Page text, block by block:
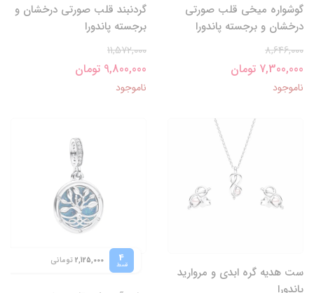
گوشواره میخی قلب صورتی
درخشان و برجسته پاندورا
8,646,000
7,300,000 تومان
ناموجود
گردنبند قلب صورتی درخشان و
برجسته پاندورا
11,572,000
9,800,000 تومان
ناموجود
ست هدیه گره ابدی و مروارید
پاندورا
4
قسط 2,125,000 تومانی